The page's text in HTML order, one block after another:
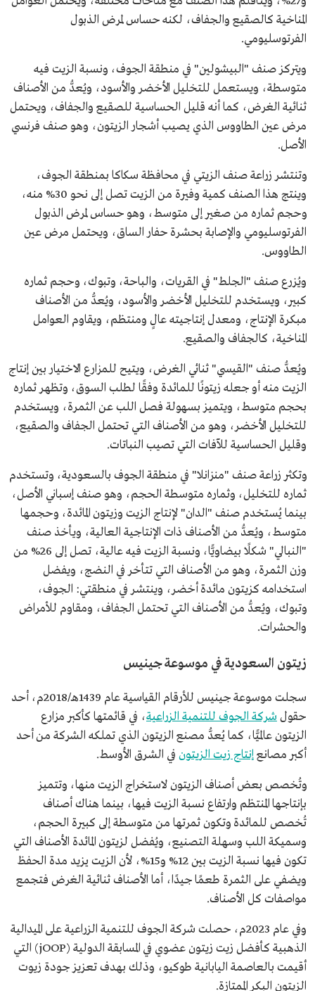
المناخية كالصقيع والجفاف، لكنه حساس لمرض الذبول
الفرتوسليومي.
ويتركز صنف "البيشولين" في منطقة الجوف، ونسبة الزيت فيه
متوسطة، ويستعمل للتخليل الأخضر والأسود، ويُعدُّ من الأصناف
ثنائية الغرض، كما أنه قليل الحساسية للصقيع والجفاف، ويحتمل
مرض عين الطاووس الذي يصيب أشجار الزيتون، وهو صنف فرنسي
الأصل.
وتنتشر زراعة صنف الزيتي في محافظة سكاكا بمنطقة الجوف،
وينتج هذا الصنف كمية وفيرة من الزيت تصل إلى نحو 30% منه،
وحجم ثماره من صغير إلى متوسط، وهو حساس لمرض الذبول
الفرتوسليومي والإصابة بحشرة حفار الساق، ويحتمل مرض عين
الطاووس.
ويُزرع صنف "الجلط" في القريات، والباحة، وتبوك، وحجم ثماره
كبير، ويستخدم للتخليل الأخضر والأسود، ويُعدُّ من الأصناف
مبكرة الإنتاج، ومعدل إنتاجيته عالٍ ومنتظم، ويقاوم العوامل
المناخية، كالجفاف والصقيع.
ويُعدُّ صنف "القيسي" ثنائي الغرض، ويتيح للمزارع الاختيار بين إنتاج
الزيت منه أو جعله زيتونًا للمائدة وفقًا لطلب السوق، وتظهر ثماره
بحجم متوسط، ويتميز بسهولة فصل اللب عن الثمرة، ويستخدم
للتخليل الأخضر، وهو من الأصناف التي تحتمل الجفاف والصقيع،
وقليل الحساسية للآفات التي تصيب النباتات.
وتكثر زراعة صنف "منزانلا" في منطقة الجوف بالسعودية، وتستخدم
ثماره للتخليل، وثماره متوسطة الحجم، وهو صنف إسباني الأصل،
بينما يُستخدم صنف "الدان" لإنتاج الزيت وزيتون المائدة، وحجمها
متوسط، ويُعدُّ من الأصناف ذات الإنتاجية العالية، ويأخذ صنف
"النبالي" شكلًا بيضاويًّا، ونسبة الزيت فيه عالية، تصل إلى 26% من
وزن الثمرة، وهو من الأصناف التي تتأخر في النضج، ويفضل
استخدامه كزيتون مائدة أخضر، وينتشر في منطقتي: الجوف،
وتبوك، ويُعدُّ من الأصناف التي تحتمل الجفاف، ومقاوم للأمراض
والحشرات.
زيتون السعودية في موسوعة جينيس
سجلت موسوعة جينيس للأرقام القياسية عام 1439هـ/2018م، أحد
حقول شركة الجوف للتنمية الزراعية، في قائمتها كأكبر مزارع
الزيتون عالميًّا، كما يُعدُّ مصنع الزيتون الذي تملكه الشركة من أحد
أكبر مصانعإنتاج زيت الزيتون في الشرق الأوسط.
وتُخصص بعض أصناف الزيتون لاستخراج الزيت منها، وتتميز
بإنتاجها المنتظم وارتفاع نسبة الزيت فيها، بينما هناك أصناف
تُخصص للمائدة وتكون ثمرتها من متوسطة إلى كبيرة الحجم،
وسميكة اللب وسهلة التصنيع، ويُفضل لزيتون المائدة الأصناف التي
تكون فيها نسبة الزيت بين 12% و15%، لأن الزيت يزيد مدة الحفظ
ويضفي على الثمرة طعمًا جيدًا، أما الأصناف ثنائية الغرض فتجمع
مواصفات كل الأصناف.
وفي عام 2023م، حصلت شركة الجوف للتنمية الزراعية على الميدالية
الذهبية كأفضل زيت زيتون عضوي في المسابقة الدولية (jOOP) التي
أقيمت بالعاصمة اليابانية طوكيو، وذلك بهدف تعزيز جودة زيوت
الزيتون البكر الممتازة.